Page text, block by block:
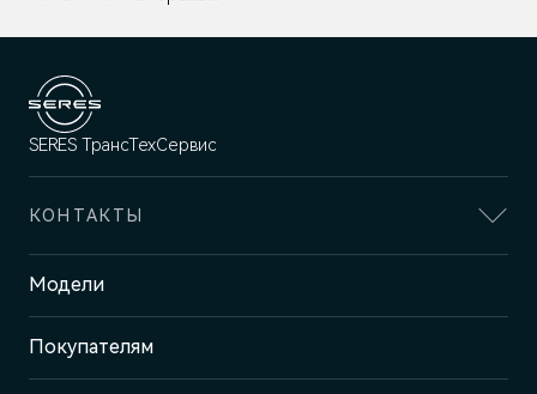
SERES ТрансТехСервис
КОНТАКТЫ
Адрес
Казань, пр-т Победы, 93к1
Отдел продаж
+7 (843) 210-39-45
Модели
Покупателям